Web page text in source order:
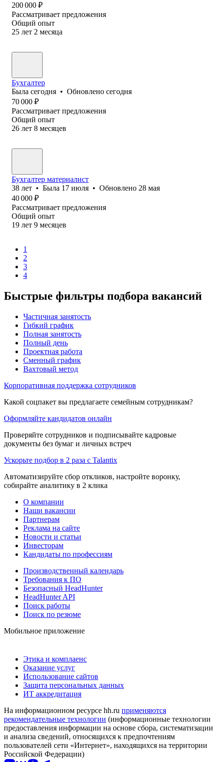
200 000 ₽
Рассматривает предложения
Общий опыт
25 лет 2 месяца
Бухгалтер
Была сегодня • Обновлено сегодня
70 000 ₽
Рассматривает предложения
Общий опыт
26 лет 8 месяцев
Бухгалтер материалист
38 лет • Была 17 июля • Обновлено 28 мая
40 000 ₽
Рассматривает предложения
Общий опыт
19 лет 9 месяцев
1
2
3
4
Быстрые фильтры подбора вакансий
Частичная занятость
Гибкий график
Полная занятость
Полный день
Проектная работа
Сменный график
Вахтовый метод
Корпоративная поддержка сотрудников
Какой соцпакет вы предлагаете семейным сотрудникам?
Оформляйте кандидатов онлайн
Проверяйте сотрудников и подписывайте кадровые
документы без бумаг и личных встреч
Ускорьте подбор в 2 раза с Talantix
Автоматизируйте сбор откликов, настройте воронку,
собирайте аналитику в 2 клика
О компании
Наши вакансии
Партнерам
Реклама на сайте
Новости и статьи
Инвесторам
Кандидаты по профессиям
Производственный календарь
Требования к ПО
Безопасный HeadHunter
HeadHunter API
Поиск работы
Поиск по резюме
Мобильное приложение
Этика и комплаенс
Оказание услуг
Использование сайтов
Защита персональных данных
ИТ аккредитация
На информационном ресурсе hh.ru применяются
рекомендательные технологии (информационные технологии
предоставления информации на основе сбора, систематизации
и анализа сведений, относящихся к предпочтениям
пользователей сети «Интернет», находящихся на территории
Российской Федерации)